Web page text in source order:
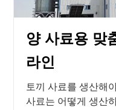
양 사료용 맞
라인
토끼 사료를 생산해
사료는 어떻게 생산